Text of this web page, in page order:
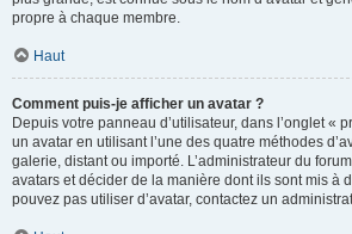
propre à chaque membre.
Haut
Comment puis-je afficher un avatar ?
Depuis votre panneau d’utilisateur, dans l’onglet «
un avatar en utilisant l’une des quatre méthodes
galerie, distant ou importé. L’administrateur du
avatars et décider de la manière dont ils sont mis à
pouvez pas utiliser d’avatar, contactez un